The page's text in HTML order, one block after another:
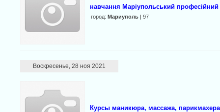
навчання Маріупольський
город: Мариуполь| 97
Воскресенье, 28 ноя 2021
Курсы маникюра, массажа,